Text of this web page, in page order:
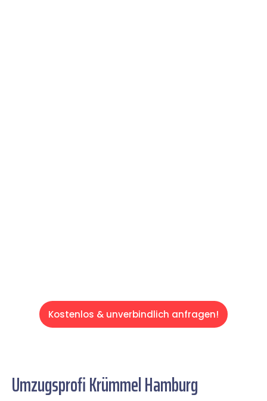
Kostenlos & unverbindlich anfragen!
Umzugsprofi Krümmel Hamburg